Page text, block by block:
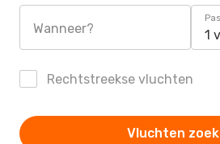
Wanneer? 1
Rechtstreekse vluchten
Vluchten